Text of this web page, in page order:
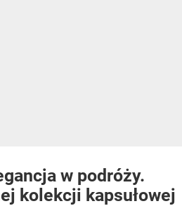
w podróży.
kolekcji kapsułowej